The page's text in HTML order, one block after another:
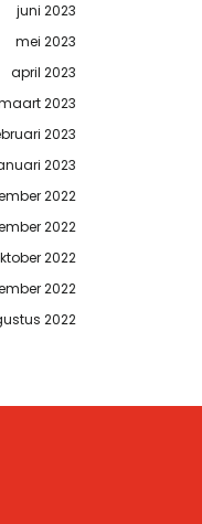
juni 2023
mei 2023
april 2023
2023
2023
2023
2022
2022
2022
2022
2022